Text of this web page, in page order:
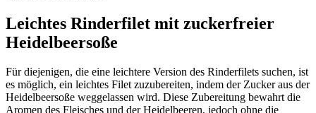
Leichtes Rinderfilet mit zuckerfreier
Heidelbeersoße
Für diejenigen, die eine leichtere Version des Rinderfilets suchen, ist
es möglich, ein leichtes Filet zuzubereiten, indem der Zucker aus der
Heidelbeersoße weggelassen wird. Diese Zubereitung bewahrt die
Aromen des Fleisches und der Heidelbeeren, jedoch ohne die